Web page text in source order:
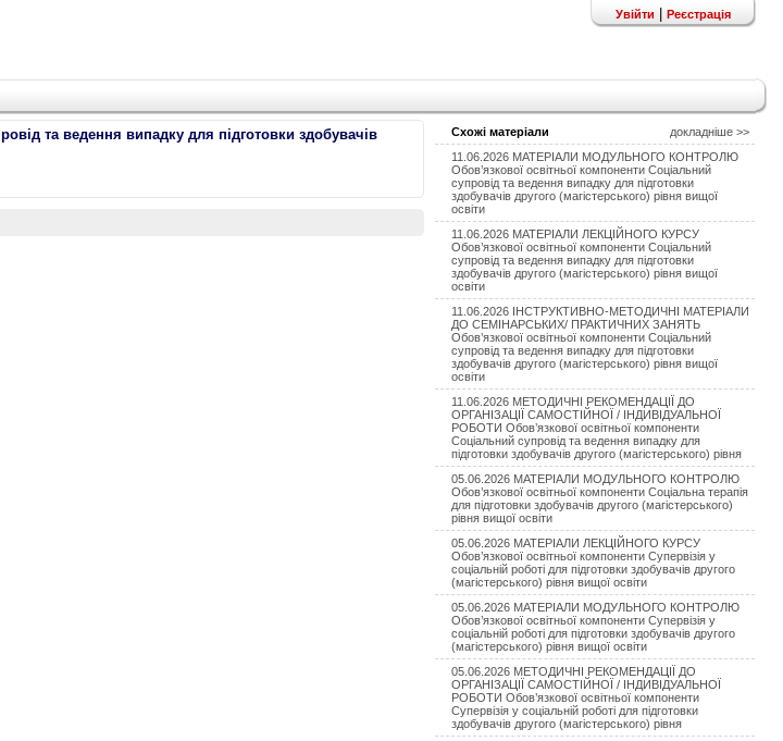
Увійти Реєстрація
та ведення випадку для підготовки здобувачів
Схожі матеріали
докладніше >>
11.06.2026 МАТЕРІАЛИ МОДУЛЬНОГО КОНТРОЛЮ
Обов’язкової освітньої компоненти Соціальний
супровід та ведення випадку для підготовки
здобувачів другого (магістерського) рівня вищої
освіти
11.06.2026 МАТЕРІАЛИ ЛЕКЦІЙНОГО КУРСУ
Обов’язкової освітньої компоненти Соціальний
супровід та ведення випадку для підготовки
здобувачів другого (магістерського) рівня вищої
освіти
11.06.2026 ІНСТРУКТИВНО-МЕТОДИЧНІ МАТЕРІАЛИ
ДО СЕМІНАРСЬКИХ/ ПРАКТИЧНИХ ЗАНЯТЬ
Обов’язкової освітньої компоненти Соціальний
супровід та ведення випадку для підготовки
здобувачів другого (магістерського) рівня вищої
освіти
11.06.2026 МЕТОДИЧНІ РЕКОМЕНДАЦІЇ ДО
ОРГАНІЗАЦІЇ САМОСТІЙНОЇ / ІНДИВІДУАЛЬНОЇ
РОБОТИ Обов’язкової освітньої компоненти
Соціальний супровід та ведення випадку для
підготовки здобувачів другого (магістерського) рівня
05.06.2026 МАТЕРІАЛИ МОДУЛЬНОГО КОНТРОЛЮ
Обов’язкової освітньої компоненти Соціальна терапія
для підготовки здобувачів другого (магістерського)
рівня вищої освіти
05.06.2026 МАТЕРІАЛИ ЛЕКЦІЙНОГО КУРСУ
Обов’язкової освітньої компоненти Супервізія у
соціальній роботі для підготовки здобувачів другого
(магістерського) рівня вищої освіти
05.06.2026 МАТЕРІАЛИ МОДУЛЬНОГО КОНТРОЛЮ
Обов’язкової освітньої компоненти Супервізія у
соціальній роботі для підготовки здобувачів другого
(магістерського) рівня вищої освіти
05.06.2026 МЕТОДИЧНІ РЕКОМЕНДАЦІЇ ДО
ОРГАНІЗАЦІЇ САМОСТІЙНОЇ / ІНДИВІДУАЛЬНОЇ
РОБОТИ Обов’язкової освітньої компоненти
Супервізія у соціальній роботі для підготовки
здобувачів другого (магістерського) рівня